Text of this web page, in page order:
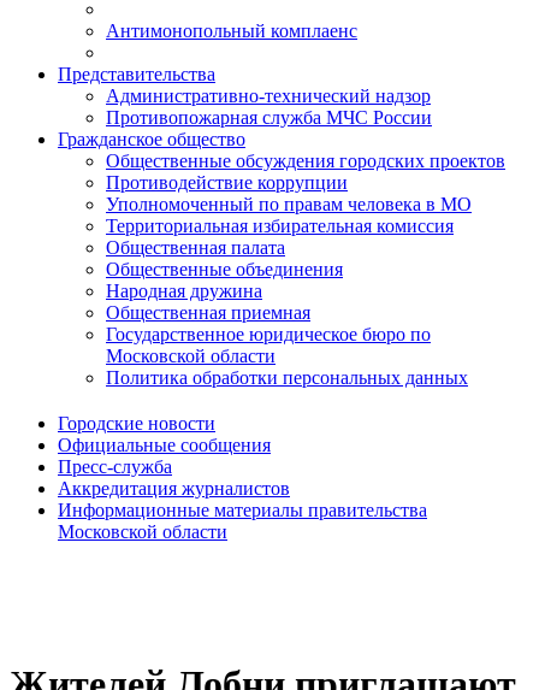
Антимонопольный комплаенс
Представительства
Административно-технический надзор
Противопожарная служба МЧС России
Гражданское общество
Общественные обсуждения городских проектов
Противодействие коррупции
Уполномоченный по правам человека в МО
Территориальная избирательная комиссия
Общественная палата
Общественные объединения
Народная дружина
Общественная приемная
Государственное юридическое бюро по
Московской области
Политика обработки персональных данных
Городские новости
Официальные сообщения
Пресс-служба
Аккредитация журналистов
Информационные материалы правительства
Московской области